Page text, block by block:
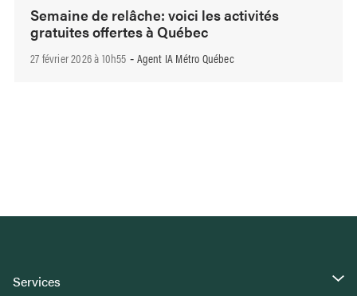
Semaine de relâche: voici les activités
gratuites offertes à Québec
27 février 2026 à 10h55 - Agent IA Métro Québec
Services